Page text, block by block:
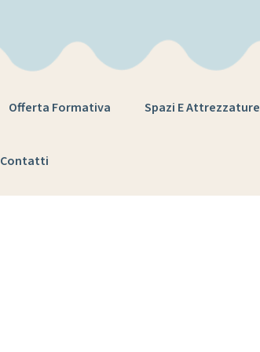
Offerta Formativa Spazi E Attrezzature
Contatti